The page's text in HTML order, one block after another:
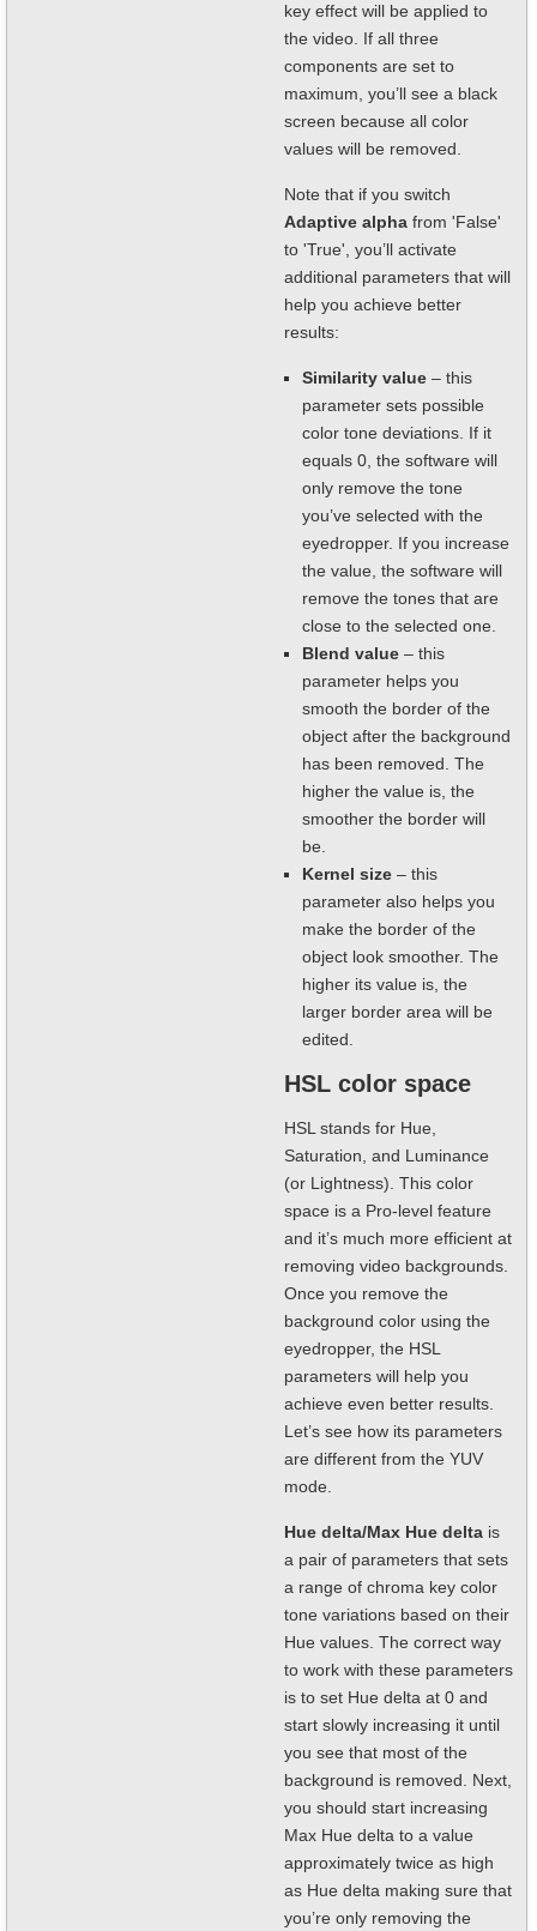
key effect will be applied to
the video. If all three
components are set to
maximum, you’ll see a black
screen because all color
values will be removed.
Note that if you switch
Adaptive alpha from 'False'
to 'True', you’ll activate
additional parameters that will
help you achieve better
results:
Similarity value – this
parameter sets possible
color tone deviations. If it
equals 0, the software will
only remove the tone
you’ve selected with the
eyedropper. If you increase
the value, the software will
remove the tones that are
close to the selected one.
Blend value – this
parameter helps you
smooth the border of the
object after the background
has been removed. The
higher the value is, the
smoother the border will
be.
Kernel size – this
parameter also helps you
make the border of the
object look smoother. The
higher its value is, the
larger border area will be
edited.
HSL color space
HSL stands for Hue,
Saturation, and Luminance
(or Lightness). This color
space is a Pro-level feature
and it’s much more efficient at
removing video backgrounds.
Once you remove the
background color using the
eyedropper, the HSL
parameters will help you
achieve even better results.
Let’s see how its parameters
are different from the YUV
mode.
Hue delta/Max Hue delta is
a pair of parameters that sets
a range of chroma key color
tone variations based on their
Hue values. The correct way
to work with these parameters
is to set Hue delta at 0 and
start slowly increasing it until
you see that most of the
background is removed. Next,
you should start increasing
Max Hue delta to a value
approximately twice as high
as Hue delta making sure that
you’re only removing the